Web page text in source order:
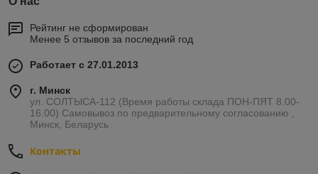
Рейтинг не сформирован
Менее 5 отзывов за последний год
Работает с 27.01.2013
г. Минск
ул. СОЛТЫСА-112 (Время работы склада ПОН-ПЯТ 8.00-
16.00) Самовывоз по предварительному согласованию ,
Минск, Беларусь
Контакты